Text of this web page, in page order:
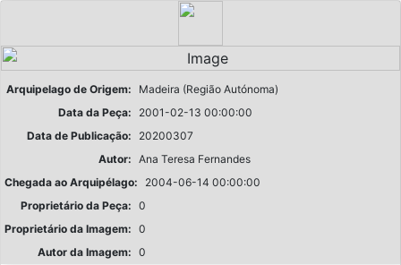
Arquipelago de Origem:
Madeira (Região Autónoma)
Data da Peça:
2001-02-13 00:00:00
Data de Publicação:
20200307
Autor: Ana Teresa Fernandes
Chegada ao Arquipélago:
2004-06-14 00:00:00
Proprietário da Peça: 0
Proprietário da Imagem: 0
Autor da Imagem: 0